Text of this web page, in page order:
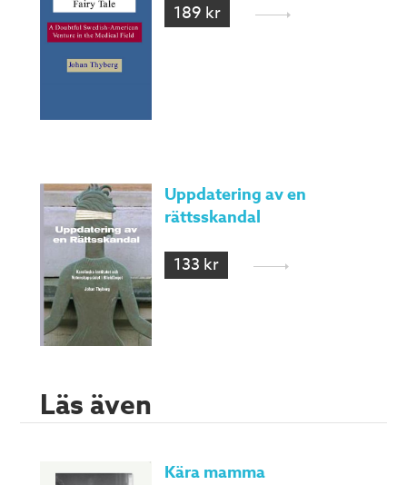
189 kr
Uppdatering av en
rättsskandal
133 kr
Läs även
Kära mamma